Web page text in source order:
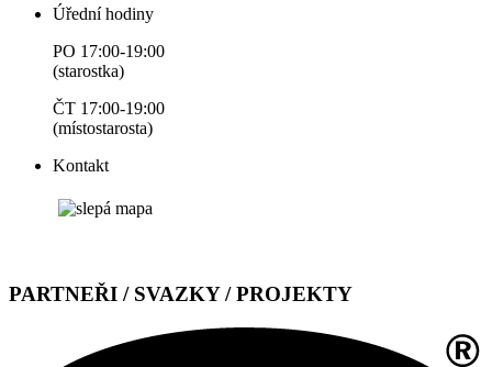
Úřední hodiny
PO 17:00-19:00
(starostka)
ČT 17:00-19:00
(místostarosta)
Kontakt
PARTNEŘI / SVAZKY / PROJEKTY